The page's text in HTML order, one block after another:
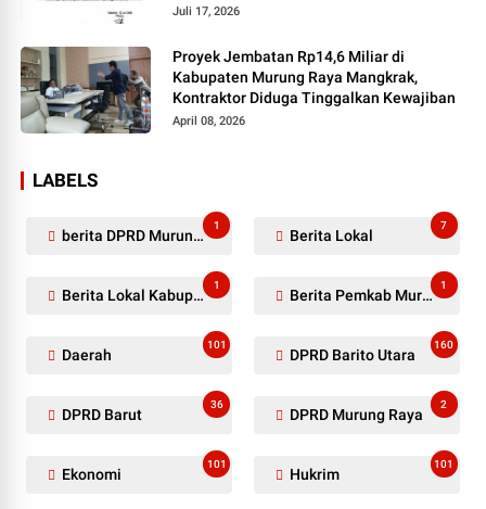
Juli 17, 2026
Proyek Jembatan Rp14,6 Miliar di
Kabupaten Murung Raya Mangkrak,
Kontraktor Diduga Tinggalkan Kewajiban
April 08, 2026
LABELS
berita DPRD Murung Raya
1
Berita Lokal
7
Berita Lokal Kabupaten Barito Utara
1
Berita Pemkab Murung Raya
1
Daerah
101
DPRD Barito Utara
160
DPRD Barut
36
DPRD Murung Raya
2
Ekonomi
101
Hukrim
101